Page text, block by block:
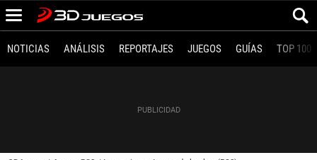
NOTICIAS ANÁLISIS REPORTAJES JUEGOS GUÍAS TOP 100